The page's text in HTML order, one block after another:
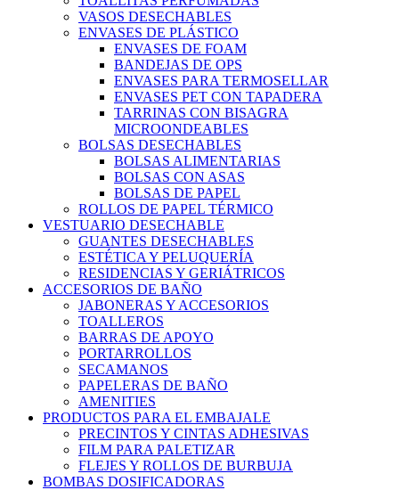
VASOS DESECHABLES
ENVASES DE PLÁSTICO
ENVASES DE FOAM
BANDEJAS DE OPS
ENVASES PARA TERMOSELLAR
ENVASES PET CON TAPADERA
TARRINAS CON BISAGRA
MICROONDEABLES
BOLSAS DESECHABLES
BOLSAS ALIMENTARIAS
BOLSAS CON ASAS
BOLSAS DE PAPEL
ROLLOS DE PAPEL TÉRMICO
VESTUARIO DESECHABLE
GUANTES DESECHABLES
ESTÉTICA Y PELUQUERÍA
RESIDENCIAS Y GERIÁTRICOS
ACCESORIOS DE BAÑO
JABONERAS Y ACCESORIOS
TOALLEROS
BARRAS DE APOYO
PORTARROLLOS
SECAMANOS
PAPELERAS DE BAÑO
AMENITIES
PRODUCTOS PARA EL EMBAJALE
PRECINTOS Y CINTAS ADHESIVAS
FILM PARA PALETIZAR
FLEJES Y ROLLOS DE BURBUJA
BOMBAS DOSIFICADORAS